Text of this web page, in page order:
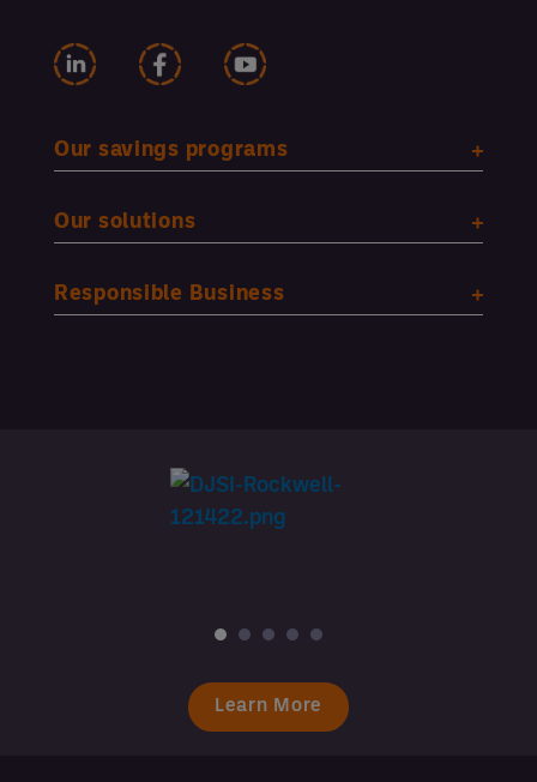
Our savings programs
Our solutions
Responsible Business
Learn More